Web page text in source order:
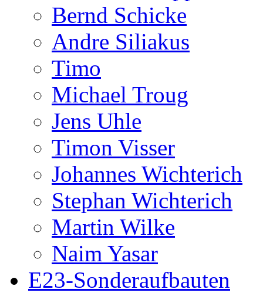
Bernd Schicke
Andre Siliakus
Timo
Michael Troug
Jens Uhle
Timon Visser
Johannes Wichterich
Stephan Wichterich
Martin Wilke
Naim Yasar
E23-Sonderaufbauten